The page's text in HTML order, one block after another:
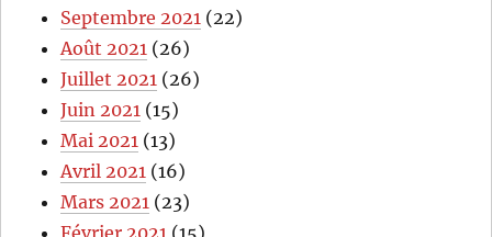
Septembre 2021 (22)
Août 2021 (26)
Juillet 2021 (26)
Juin 2021 (15)
Mai 2021 (13)
Avril 2021 (16)
Mars 2021 (23)